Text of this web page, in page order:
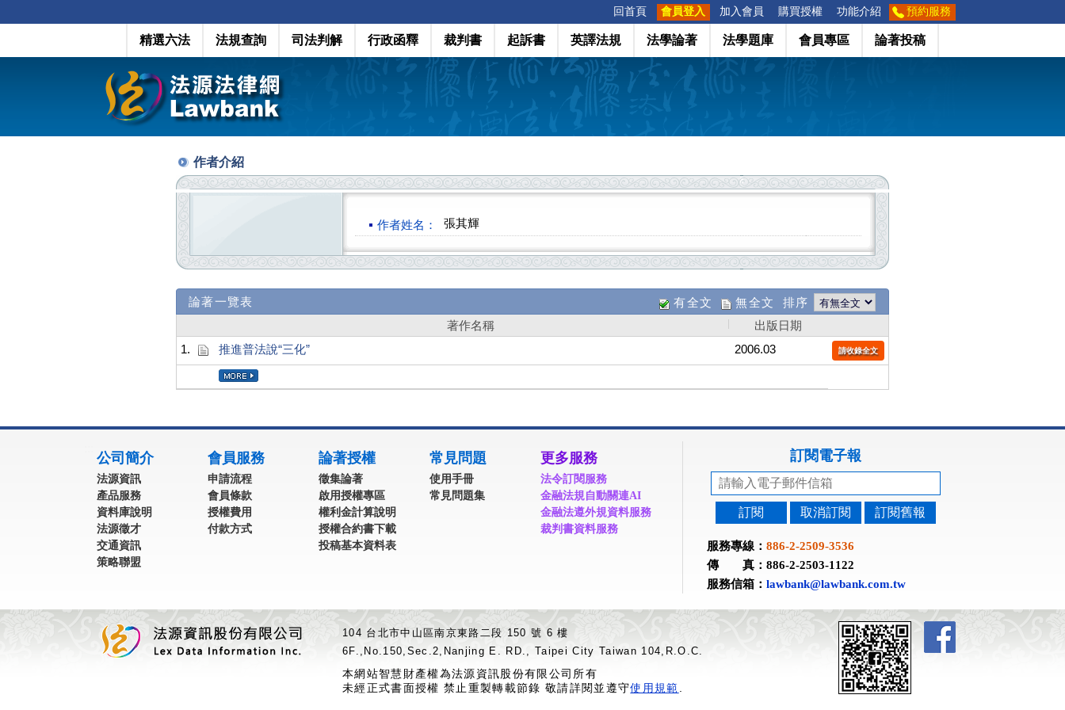
回首頁 會員登入 加入會員 購買授權 功能介紹 預約服務
精選六法 法規查詢 司法判解 行政函釋 裁判書 起訴書 英譯法規 法學論著 法學題庫 會員專區 論著投稿
作者介紹
作者姓名： 張其輝
論著一覽表 有全文 無全文 排序
著作名稱
出版日期
1.
推進普法說“三化” 2006.03 請收錄全文
公司簡介
法源資訊
產品服務
資料庫說明
法源徵才
交通資訊
策略聯盟
會員服務
申請流程
會員條款
授權費用
付款方式
論著授權
徵集論著
啟用授權專區
權利金計算說明
授權合約書下載
投稿基本資料表
常見問題
使用手冊
常見問題集
更多服務
法令訂閱服務
金融法規自動關連AI
金融法遵外規資料服務
裁判書資料服務
訂閱電子報
訂閱 取消訂閱 訂閱舊報
服務專線： 886-2-2509-3536
傳 真：886-2-2503-1122
服務信箱： lawbank@lawbank.com.tw
104 台北市中山區南京東路二段 150 號 6 樓
6F.,No.150,Sec.2,Nanjing E. RD., Taipei City Taiwan 104,R.O.C.
本網站智慧財產權為法源資訊股份有限公司所有
未經正式書面授權 禁止重製轉載節錄 敬請詳閱並遵守使用規範